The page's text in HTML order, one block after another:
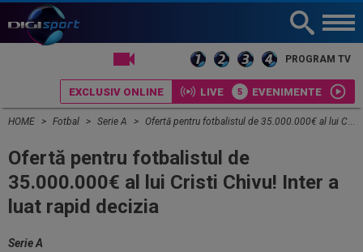
PROGRAM TV
EXCLUSIV ONLINE LIVE EVENIMENTE
HOME Fotbal Serie A Ofertă pentru fotbalistul de 35.000.000€ al lui Cristi Chivu! Inter a luat rapid decizia
Ofertă pentru fotbalistul de
35.000.000€ al lui Cristi Chivu! Inter a
luat rapid decizia
Serie A